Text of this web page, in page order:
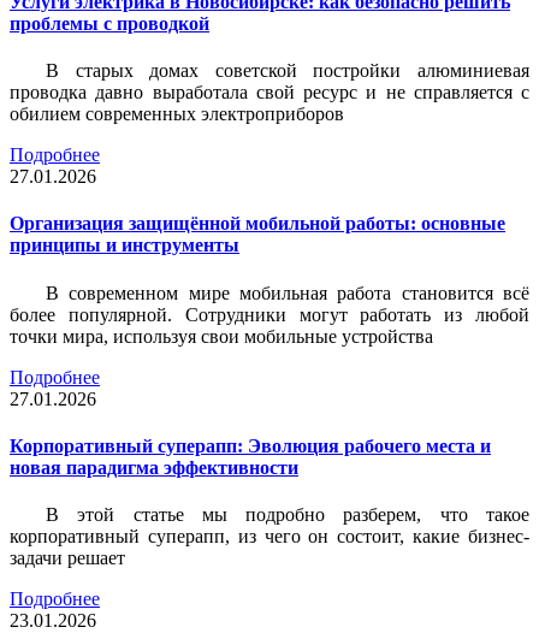
проблемы с проводкой
В старых домах советской постройки алюминиевая
проводка давно выработала свой ресурс и не справляется с
обилием современных электроприборов
Подробнее
27.01.2026
Организация защищённой мобильной работы: основные
принципы и инструменты
В современном мире мобильная работа становится всё
более популярной. Сотрудники могут работать из любой
точки мира, используя свои мобильные устройства
Подробнее
27.01.2026
Корпоративный суперапп: Эволюция рабочего места и
новая парадигма эффективности
В этой статье мы подробно разберем, что такое
корпоративный суперапп, из чего он состоит, какие бизнес-
задачи решает
Подробнее
23.01.2026